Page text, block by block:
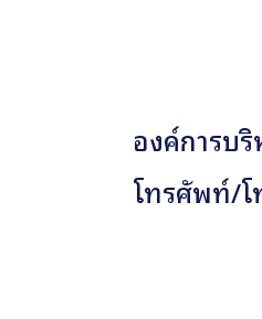
องค์การบ
โทรศัพท์/โ